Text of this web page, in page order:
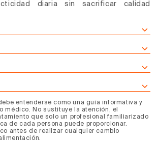
diaria sin sacrificar calidad
entenderse como una guía informativa y
médico. No sustituye la atención, el
que solo un profesional familiarizado
de cada persona puede proporcionar.
antes de realizar cualquier cambio